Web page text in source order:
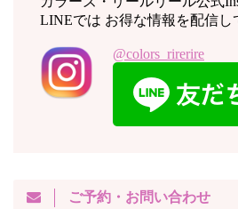
LINEでは お得な情報を配信し
@colors_rirerire
ご予約・お問い合わせ